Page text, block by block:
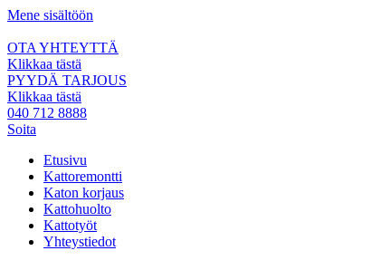
Mene sisältöön
OTA YHTEYTTÄ
Klikkaa tästä
PYYDÄ TARJOUS
Klikkaa tästä
040 712 8888
Soita
Etusivu
Kattoremontti
Katon korjaus
Kattohuolto
Kattotyöt
Yhteystiedot